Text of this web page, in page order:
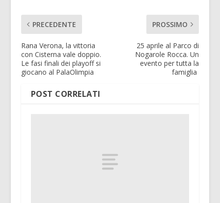
PRECEDENTE
Rana Verona, la vittoria
con Cisterna vale doppio.
Le fasi finali dei playoff si
giocano al PalaOlimpia
PROSSIMO
25 aprile al Parco di
Nogarole Rocca. Un
evento per tutta la
famiglia
POST CORRELATI